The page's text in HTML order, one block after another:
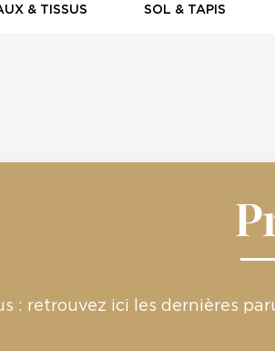
& TISSUS SOL & TAPIS
: retrouvez ici les dernières